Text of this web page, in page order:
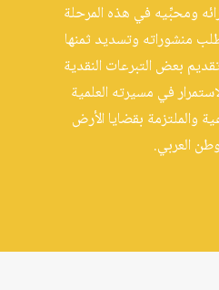
ومحبِّيه في هذه المرحلة
منشوراته وتسديد ثمنها
بعض التبرعات النقدية
في مسيرته العلمية
والملتزمة بقضايا الأرض
العربي.